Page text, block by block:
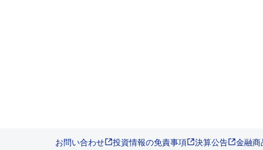
お問い合わせ 投資情報の免責事項 決算公告 金融